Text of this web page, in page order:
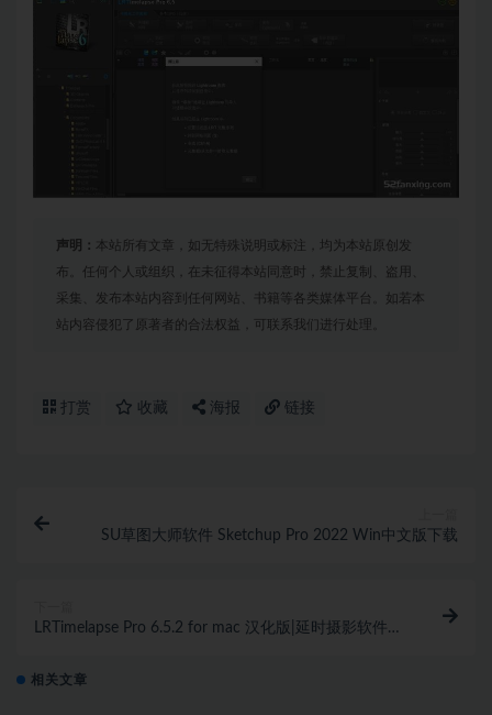
声明： 本站所有文章，如无特殊说明或标注，均为本站原创发
布。任何个人或组织，在未征得本站同意时，禁止复制、盗用、
采集、发布本站内容到任何网站、书籍等各类媒体平台。如若本
站内容侵犯了原著者的合法权益，可联系我们进行处理。
打赏 收藏 海报 链接
SU草图大师软件 Sketchup Pro 2022 Win中文版下载
LRTimelapse Pro 6.5.2 for mac 汉化版|延时摄影软件
相关文章